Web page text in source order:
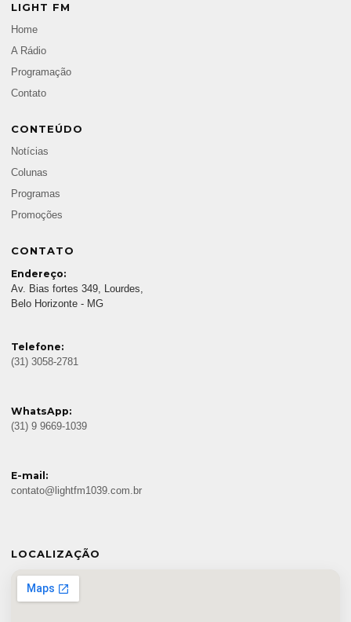
LIGHT FM
Home
A Rádio
Programação
Contato
CONTEÚDO
Notícias
Colunas
Programas
Promoções
CONTATO
Endereço:
Av. Bias fortes 349, Lourdes,
Belo Horizonte - MG
Telefone:
(31) 3058-2781
WhatsApp:
(31) 9 9669-1039
E-mail:
contato@lightfm1039.com.br
LOCALIZAÇÃO